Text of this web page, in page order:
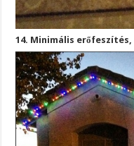
14. Minimális